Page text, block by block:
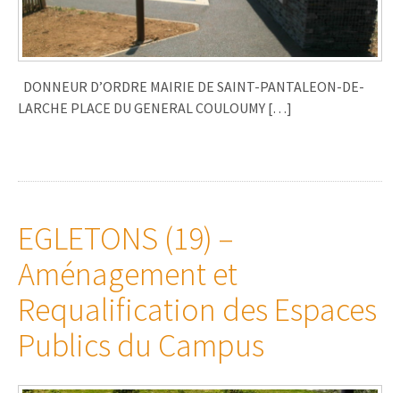
DONNEUR D’ORDRE MAIRIE DE SAINT-PANTALEON-DE-
LARCHE PLACE DU GENERAL COULOUMY […]
EGLETONS (19) –
Aménagement et
Requalification des Espaces
Publics du Campus